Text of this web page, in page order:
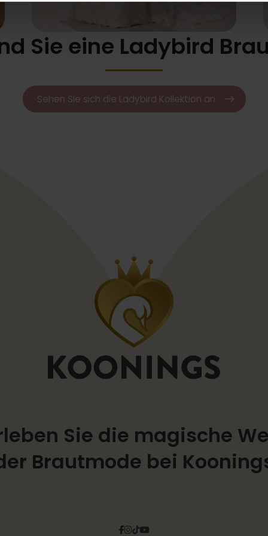
Sie eine Ladybird
Sehen Sie sich die Ladybird Kollektion an
Sie die magische
Brautmode bei
Facebook
Instagram
TiktokPinterest
YouTube